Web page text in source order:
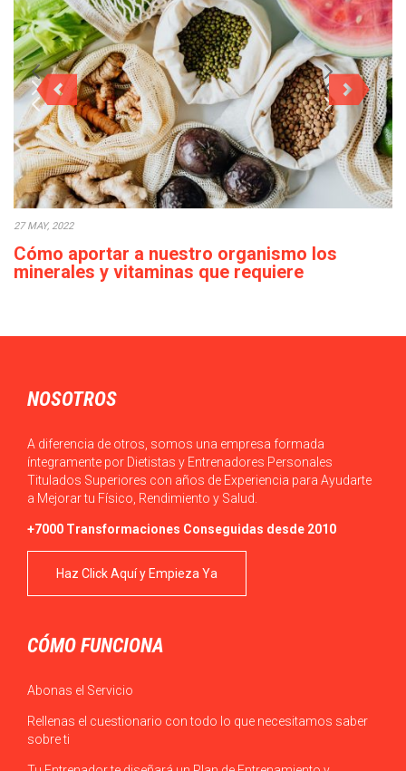
27 MAY, 2022
Cómo aportar a nuestro organismo los
minerales y vitaminas que requiere
NOSOTROS
A diferencia de otros, somos una empresa formada
íntegramente por Dietistas y Entrenadores Personales
Titulados Superiores con años de Experiencia para Ayudarte
a Mejorar tu Físico, Rendimiento y Salud.
+7000 Transformaciones Conseguidas desde 2010
Haz Click Aquí y Empieza Ya
CÓMO FUNCIONA
Abonas el Servicio
Rellenas el cuestionario con todo lo que necesitamos saber
sobre ti